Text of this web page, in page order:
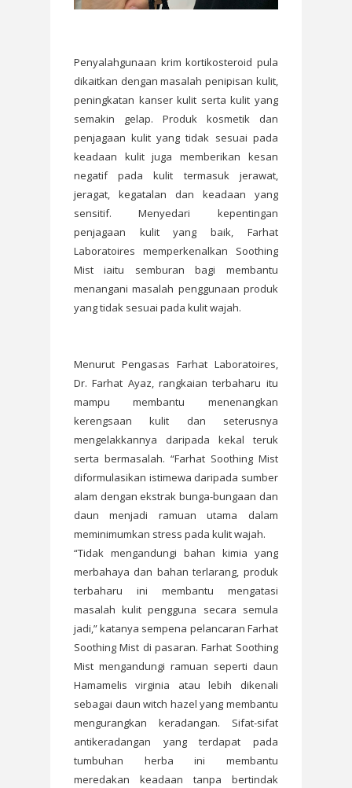
Penyalahgunaan krim kortikosteroid pula
dikaitkan dengan masalah penipisan kulit,
peningkatan kanser kulit serta kulit yang
semakin gelap. Produk kosmetik dan
penjagaan kulit yang tidak sesuai pada
keadaan kulit juga memberikan kesan
negatif pada kulit termasuk jerawat,
jeragat, kegatalan dan keadaan yang
sensitif. Menyedari kepentingan
penjagaan kulit yang baik, Farhat
Laboratoires memperkenalkan Soothing
Mist iaitu semburan bagi membantu
menangani masalah penggunaan produk
yang tidak sesuai pada kulit wajah.
Menurut Pengasas Farhat Laboratoires,
Dr. Farhat Ayaz, rangkaian terbaharu itu
mampu membantu menenangkan
kerengsaan kulit dan seterusnya
mengelakkannya daripada kekal teruk
serta bermasalah. “Farhat Soothing Mist
diformulasikan istimewa daripada sumber
alam dengan ekstrak bunga-bungaan dan
daun menjadi ramuan utama dalam
meminimumkan stress pada kulit wajah.
“Tidak mengandungi bahan kimia yang
merbahaya dan bahan terlarang, produk
terbaharu ini membantu mengatasi
masalah kulit pengguna secara semula
jadi,” katanya sempena pelancaran Farhat
Soothing Mist di pasaran. Farhat Soothing
Mist mengandungi ramuan seperti daun
Hamamelis virginia atau lebih dikenali
sebagai daun witch hazel yang membantu
mengurangkan keradangan. Sifat-sifat
antikeradangan yang terdapat pada
tumbuhan herba ini membantu
meredakan keadaan tanpa bertindak